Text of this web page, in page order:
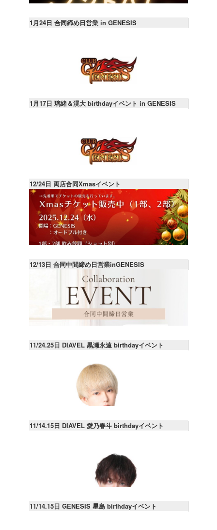
1月24日 合同締め日営業 in GENESIS
1月17日 璃緒＆滉大 birthdayイベント in GENESIS
12/24日 両店合同Xmasイベント
12/13日 合同中間締め日営業inGENESIS
11/24.25日 DIAVEL 黒瀬永遠 birthdayイベント
11/14.15日 DIAVEL 愛乃春斗 birthdayイベント
11/14.15日 GENESIS 星島 birthdayイベント